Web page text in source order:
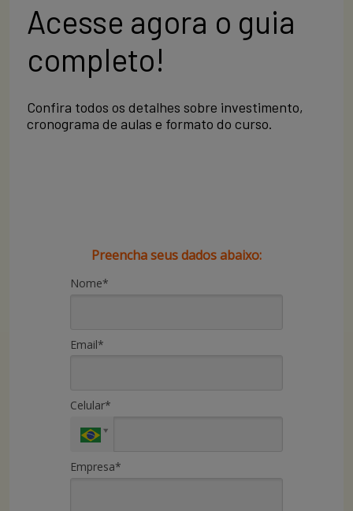
Acesse agora o guia
completo!
Confira todos os detalhes sobre investimento,
cronograma de aulas e formato do curso.
Preencha seus dados abaixo:
Nome*
Email*
Celular*
Empresa*